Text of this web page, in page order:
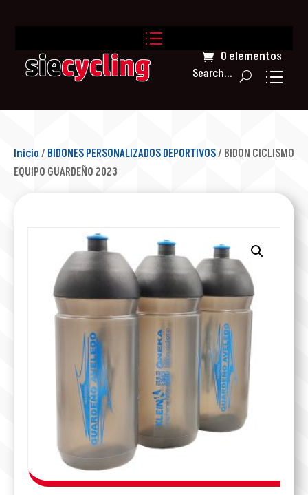
0 elementos
Search...
Inicio/ BIDONES PERSONALIZADOS DEPORTIVOS/ BIDON CICLISMO
EQUIPO GUARDEÑO 2023